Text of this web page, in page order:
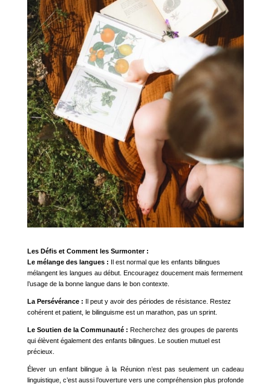
Les Défis et Comment les Surmonter :
Le mélange des langues : Il est normal que les enfants bilingues
mélangent les langues au début. Encouragez doucement mais fermement
l’usage de la bonne langue dans le bon contexte.
La Persévérance : Il peut y avoir des périodes de résistance. Restez
cohérent et patient, le bilinguisme est un marathon, pas un sprint.
Le Soutien de la Communauté : Recherchez des groupes de parents
qui élèvent également des enfants bilingues. Le soutien mutuel est
précieux.
Élever un enfant bilingue à la Réunion n’est pas seulement un cadeau
linguistique, c’est aussi l’ouverture vers une compréhension plus profonde